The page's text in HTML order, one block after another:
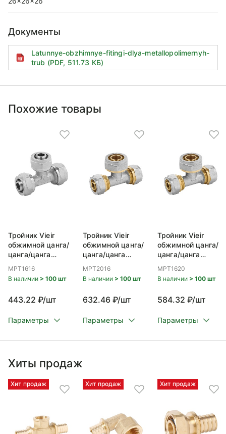
Документы
Latunnye-obzhimnye-fitingi-dlya-metallopolimernyh-
trub (PDF, 511.73 КБ)
Похожие товары
Тройник Vieir
обжимной цанга/
цанга/цанга
MPT1616
В наличии > 100 шт
443.22 ₽/шт
Параметры
Тройник Vieir
обжимной цанга/
цанга/цанга
MPT2016
В наличии > 100 шт
632.46 ₽/шт
Параметры
Тройник Vieir
обжимной цанга/
цанга/цанга
MPT1620
В наличии > 100 шт
584.32 ₽/шт
Параметры
Хиты продаж
Хит продаж Хит продаж Хит продаж